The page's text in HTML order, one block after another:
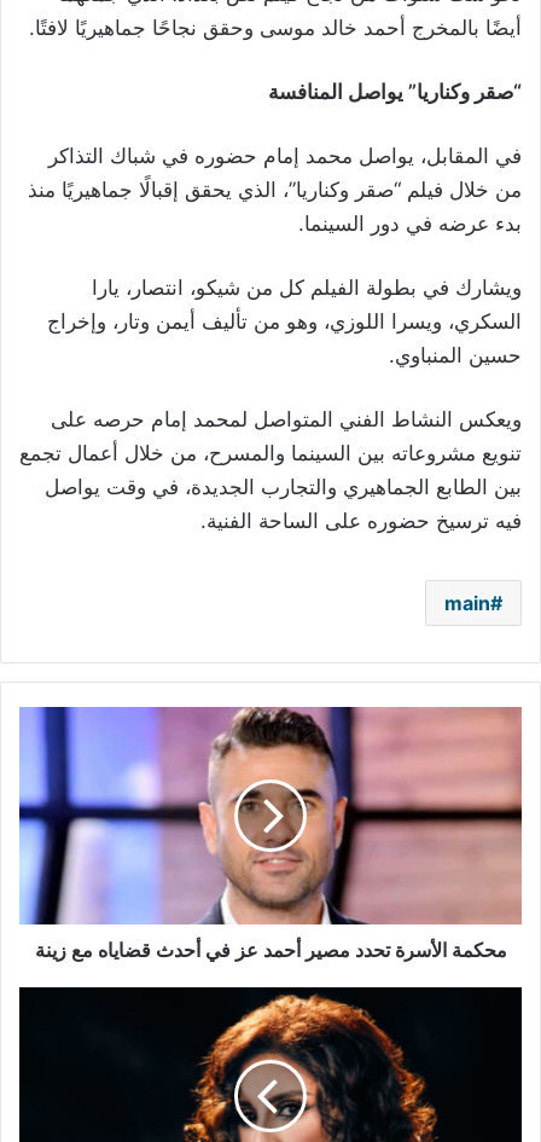
أيضًا بالمخرج أحمد خالد موسى وحقق نجاحًا جماهيريًا لافتًا.
“صقر وكناريا” يواصل المنافسة
في المقابل، يواصل محمد إمام حضوره في شباك التذاكر
من خلال فيلم “صقر وكناريا”، الذي يحقق إقبالًا جماهيريًا منذ
بدء عرضه في دور السينما.
ويشارك في بطولة الفيلم كل من شيكو، انتصار، يارا
السكري، ويسرا اللوزي، وهو من تأليف أيمن وتار، وإخراج
حسين المنباوي.
ويعكس النشاط الفني المتواصل لمحمد إمام حرصه على
تنويع مشروعاته بين السينما والمسرح، من خلال أعمال تجمع
بين الطابع الجماهيري والتجارب الجديدة، في وقت يواصل
فيه ترسيخ حضوره على الساحة الفنية.
main
محكمة
تحدد
أحمد
قضاياه
محكمة الأسرة تحدد مصير أحمد عز في أحدث قضاياه مع زينة